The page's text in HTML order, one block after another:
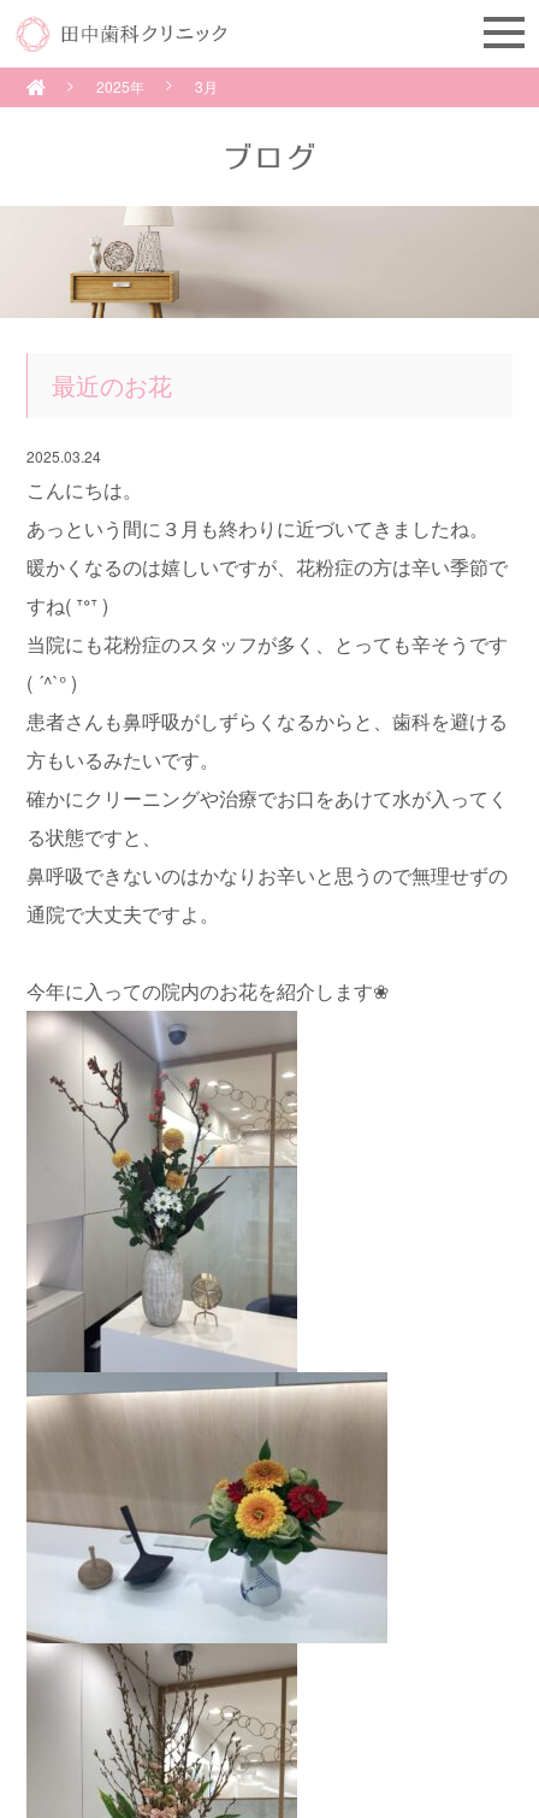
2025年 3月
最近のお花
2025.03.24
こんにちは。
あっという間に３月も終わりに近づいてきましたね。
暖かくなるのは嬉しいですが、花粉症の方は辛い季節で
すね( ᐪᐤᐪ )
当院にも花粉症のスタッフが多く、とっても辛そうです
( ´^`° )
患者さんも鼻呼吸がしずらくなるからと、歯科を避ける
方もいるみたいです。
確かにクリーニングや治療でお口をあけて水が入ってく
る状態ですと、
鼻呼吸できないのはかなりお辛いと思うので無理せずの
通院で大丈夫ですよ。
今年に入っての院内のお花を紹介します❀